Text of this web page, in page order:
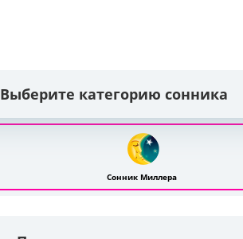
Выберите категорию сонника
Сонник Миллера